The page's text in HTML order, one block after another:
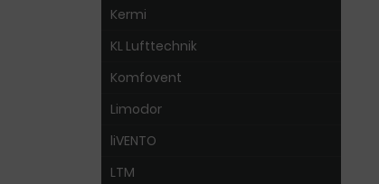
Kermi
KL Lufttechnik
Komfovent
Limodor
liVENTO
LTM